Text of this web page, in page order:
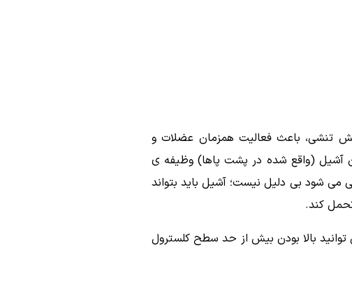
تنشی، باعث فعالیت همزمان عضلات و
آشیل (واقع شده در پشت پاها) وظیفه ی
می شود بی دلیل نیست؛ آشیل باید بتواند
کند.
توانید بالا بودن بیش از حد سطح کلسترول